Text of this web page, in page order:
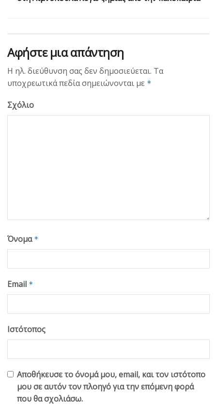
Αφήστε μια απάντηση
Η ηλ. διεύθυνση σας δεν δημοσιεύεται. Τα
υποχρεωτικά πεδία σημειώνονται με *
Σχόλιο
Όνομα *
Email *
Ιστότοπος
Αποθήκευσε το όνομά μου, email, και τον ιστότοπο
μου σε αυτόν τον πλοηγό για την επόμενη φορά
που θα σχολιάσω.